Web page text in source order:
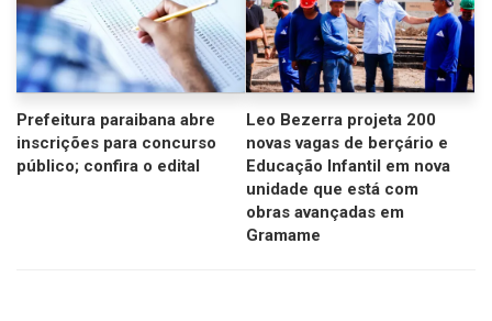
Prefeitura paraibana abre
inscrições para concurso
público; confira o edital
Leo Bezerra projeta 200
novas vagas de berçário e
Educação Infantil em nova
unidade que está com
obras avançadas em
Gramame